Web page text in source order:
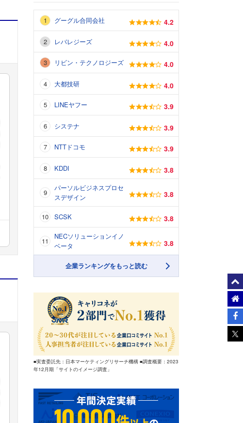
グーグル合同会社 4.2
レバレジーズ 4.0
リビン・テクノロジーズ 4.0
大都技研 4.0
LINEヤフー 3.9
システナ 3.9
NTTドコモ 3.9
KDDI 3.8
パーソルビジネスプロセ
スデザイン
3.8
SCSK 3.8
NECソリューションイノ
ベータ
3.8
企業ランキングをもっと読む
■実査委託先：日本マーケティングリサーチ機構 ■調査概要：2023
年12月期「サイトのイメージ調査」